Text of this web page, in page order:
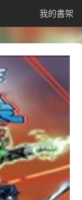
我的書架